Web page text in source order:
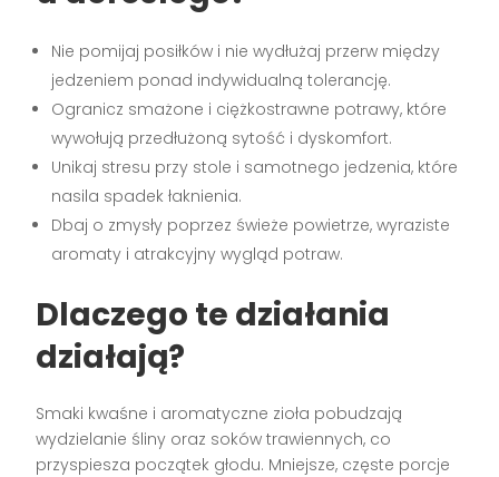
Nie pomijaj posiłków i nie wydłużaj przerw między
jedzeniem ponad indywidualną tolerancję.
Ogranicz smażone i ciężkostrawne potrawy, które
wywołują przedłużoną sytość i dyskomfort.
Unikaj stresu przy stole i samotnego jedzenia, które
nasila spadek łaknienia.
Dbaj o zmysły poprzez świeże powietrze, wyraziste
aromaty i atrakcyjny wygląd potraw.
Dlaczego te działania
działają?
Smaki kwaśne i aromatyczne zioła pobudzają
wydzielanie śliny oraz soków trawiennych, co
przyspiesza początek głodu. Mniejsze, częste porcje